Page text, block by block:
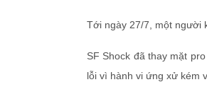
Tới ngày 27/7, một người
SF Shock đã thay mặt
lỗi vì hành vi ứng xử kém